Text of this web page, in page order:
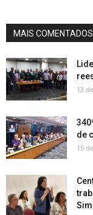
MAIS COMENTADOS
13
de
15